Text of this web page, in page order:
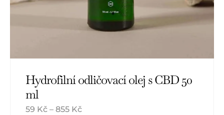
Hydrofilní odličovací olej s CBD 50
ml
59 Kč – 855 Kč